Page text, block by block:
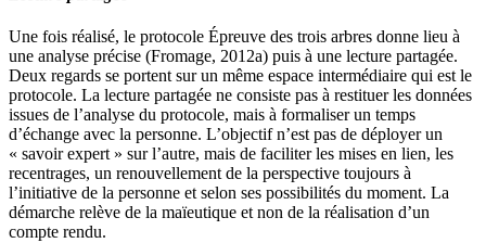
Une fois réalisé, le protocole Épreuve des trois arbres donne lieu à
une analyse précise (Fromage, 2012a) puis à une lecture partagée.
Deux regards se portent sur un même espace intermédiaire qui est le
protocole. La lecture partagée ne consiste pas à restituer les données
issues de l’analyse du protocole, mais à formaliser un temps
d’échange avec la personne. L’objectif n’est pas de déployer un
« savoir expert » sur l’autre, mais de faciliter les mises en lien, les
recentrages, un renouvellement de la perspective toujours à
l’initiative de la personne et selon ses possibilités du moment. La
démarche relève de la maïeutique et non de la réalisation d’un
compte rendu.